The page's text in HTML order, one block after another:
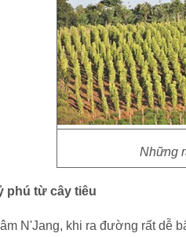
Những
phú từ cây tiêu
N'Jang, khi ra đường rất dễ